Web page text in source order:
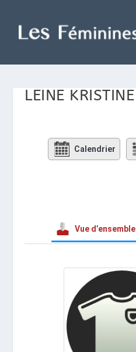
LEINE KRISTINE
Calendrier
Vue d’ensemble